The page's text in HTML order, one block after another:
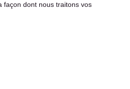
façon dont nous traitons vos